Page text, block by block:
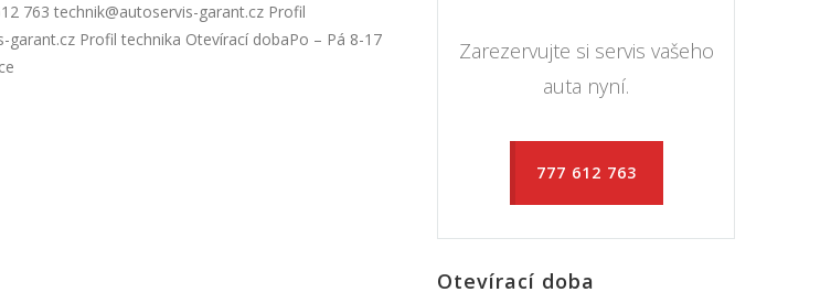
763 technik@autoservis-garant.cz Profil
Profil technika Otevírací dobaPo – Pá 8-17
Zarezervujte si servis vašeho
auta nyní.
777 612 763
Otevírací doba